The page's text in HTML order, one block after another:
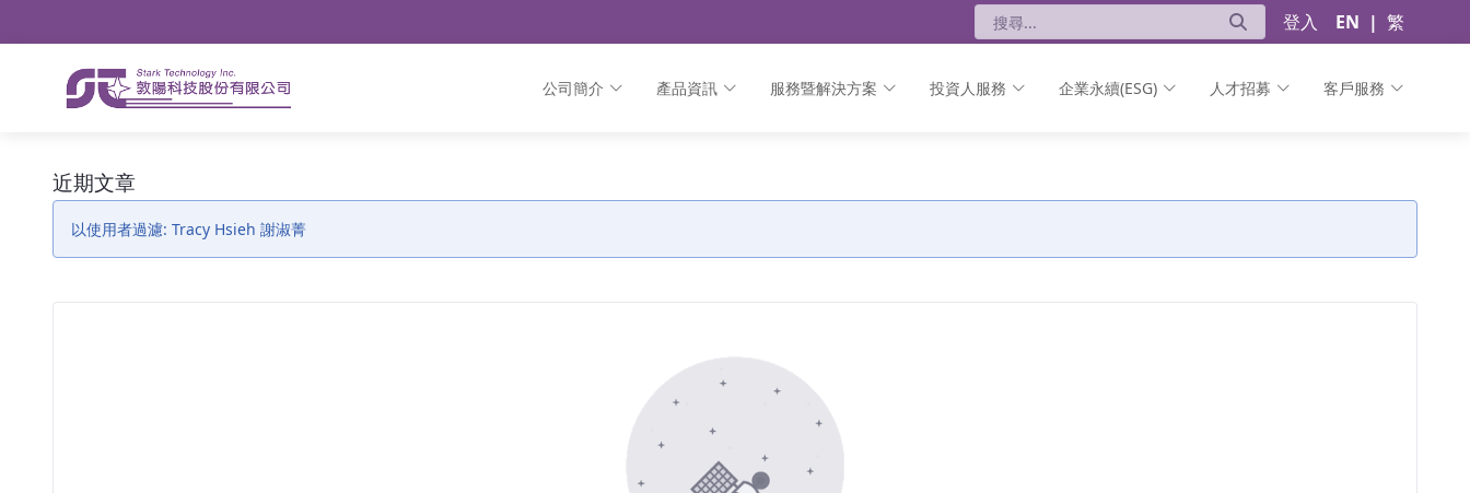
登入 EN | 繁
公司簡介 產品資訊 服務暨解決方案 投資人服務 企業永續(ESG) 人才招募 客戶服務
近期文章
以使用者過濾: Tracy Hsieh 謝淑菁